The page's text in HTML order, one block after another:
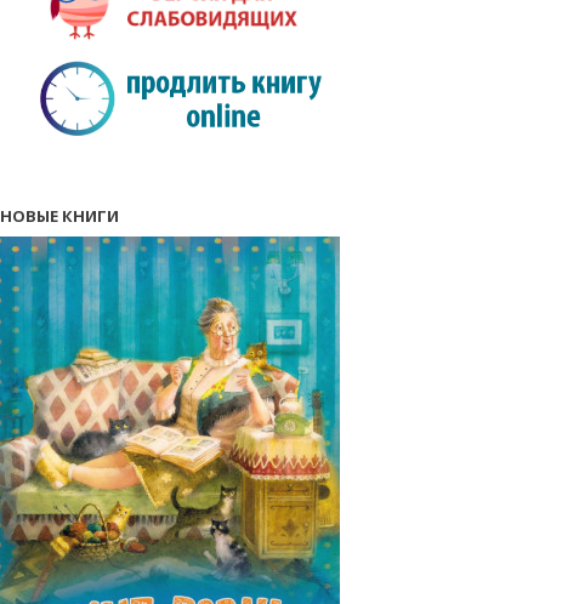
НОВЫЕ КНИГИ